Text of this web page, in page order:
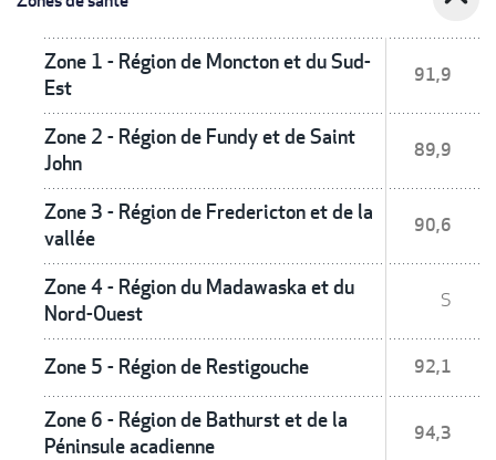
Zone 1 - Région de Moncton et du Sud-
Est
91,9
Zone 2 - Région de Fundy et de Saint
John
89,9
Zone 3 - Région de Fredericton et de la
vallée
90,6
Zone 4 - Région du Madawaska et du
Nord-Ouest
S
Zone 5 - Région de Restigouche 92,1
Zone 6 - Région de Bathurst et de la
Péninsule acadienne
94,3